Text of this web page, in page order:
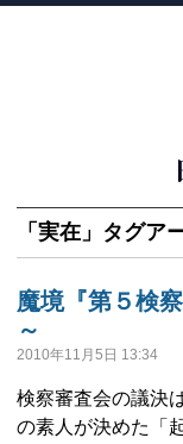
「 実在 」タグア
魔境『第５検
～
2010年11月5日 13:34
検察審査会の議決
の素人が決めた「